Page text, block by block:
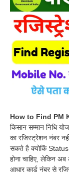
How to Find PM
किसान सम्मान निधि
का रजिस्ट्रेशन नंबर
सकते है क्योकिं
होना चाहिए, लेकिन
आधार कार्ड नंबर से